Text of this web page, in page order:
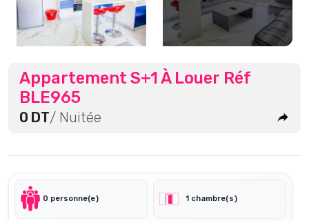
Appartement S+1 À Louer Réf
BLE965
0 DT/ Nuitée
0 personne(e) 1 chambre(s)